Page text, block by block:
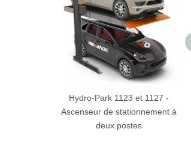
Hydro-Park 1123 et 1127 -
Ascenseur de stationnement à
deux postes